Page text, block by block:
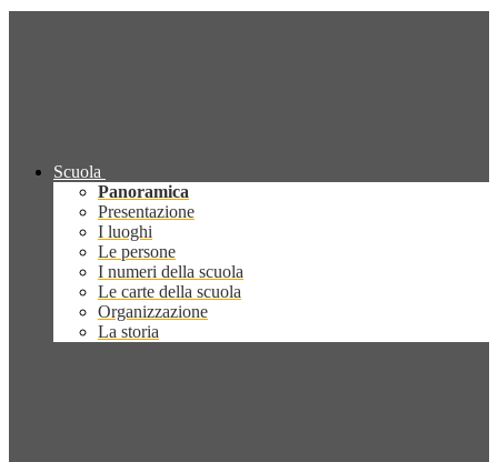
Scuola
Panoramica
Presentazione
I luoghi
Le persone
I numeri della scuola
Le carte della scuola
Organizzazione
La storia